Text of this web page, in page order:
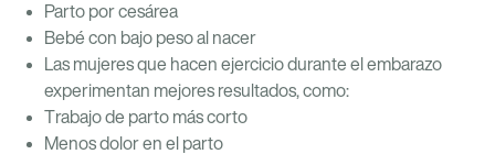
Parto por cesárea
Bebé con bajo peso al nacer
Las mujeres que hacen ejercicio durante el embarazo
experimentan mejores resultados, como:
Trabajo de parto más corto
Menos dolor en el parto